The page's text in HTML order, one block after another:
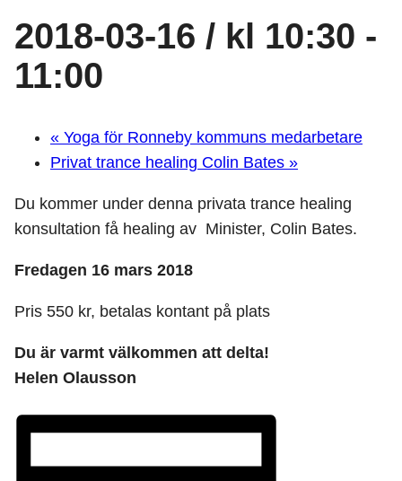
2018-03-16 / kl 10:30 -
11:00
« Yoga för Ronneby kommuns medarbetare
Privat trance healing Colin Bates »
Du kommer under denna privata trance healing
konsultation få healing av Minister, Colin Bates.
Fredagen 16 mars 2018
Pris 550 kr, betalas kontant på plats
Du är varmt välkommen att delta!
Helen Olausson